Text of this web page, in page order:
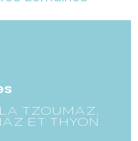
TZOUMAZ,
ET THYON